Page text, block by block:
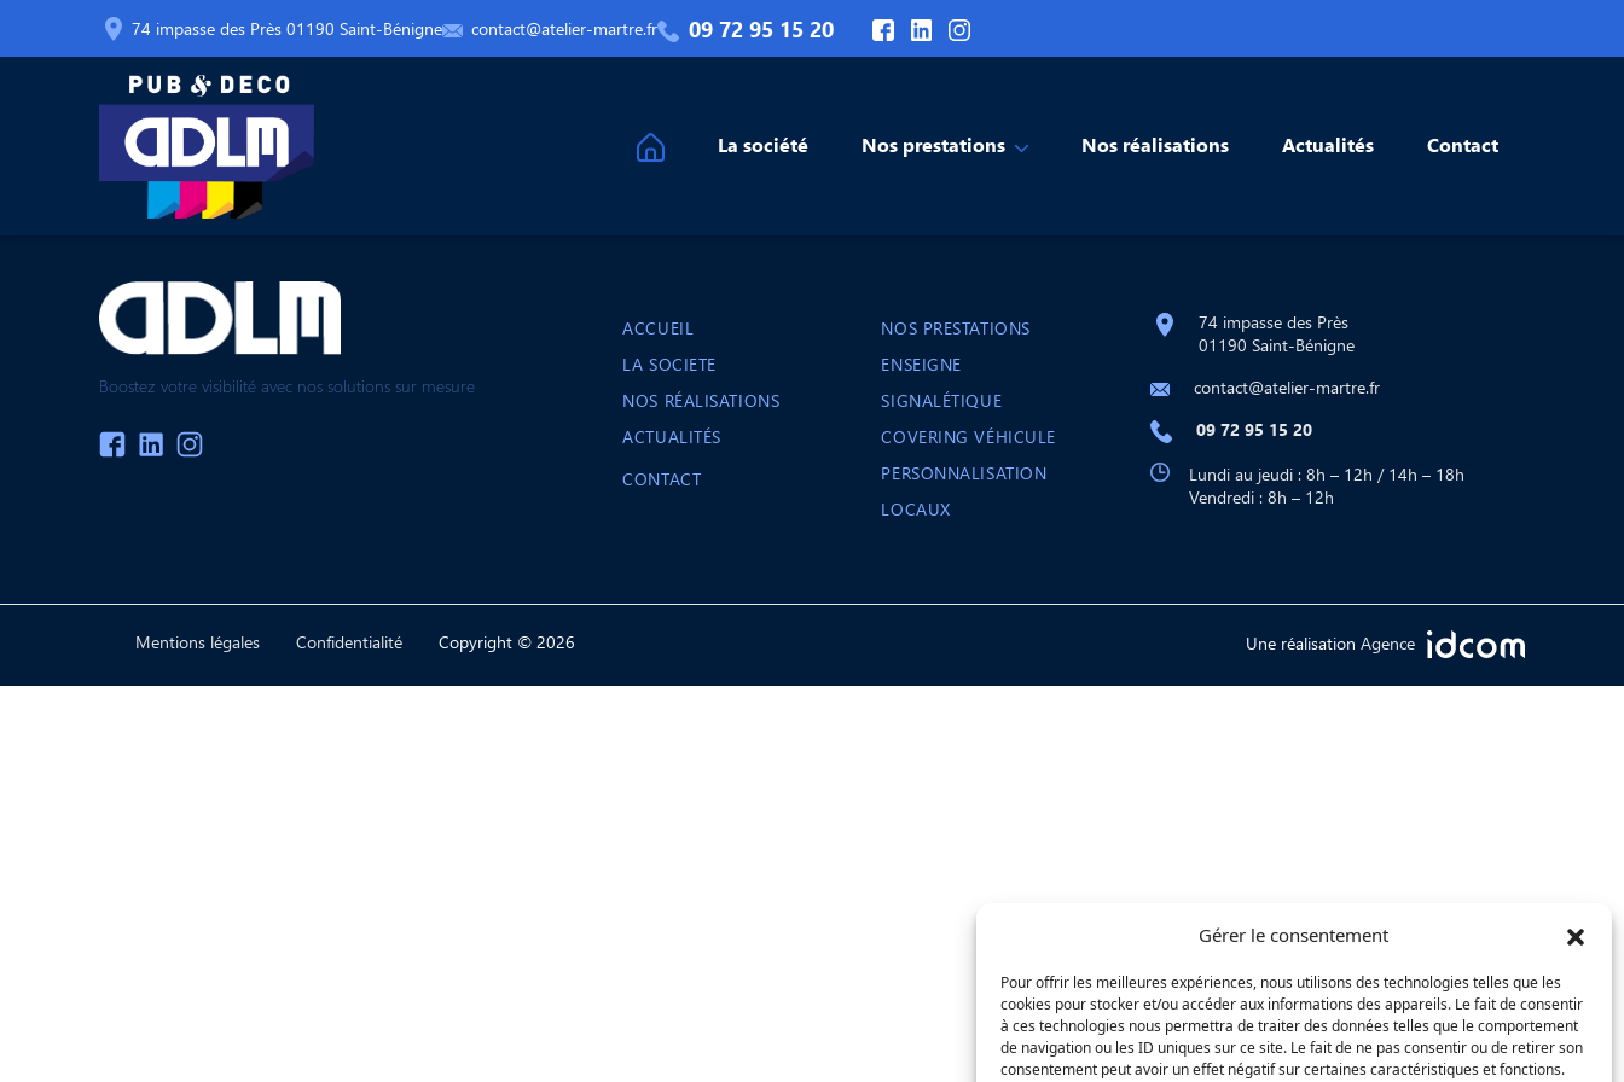
Gérer le consentement
Pour offrir les meilleures expériences, nous utilisons des technologies telles que les
cookies pour stocker et/ou accéder aux informations des appareils. Le fait de consentir
à ces technologies nous permettra de traiter des données telles que le comportement
de navigation ou les ID uniques sur ce site. Le fait de ne pas consentir ou de retirer son
consentement peut avoir un effet négatif sur certaines caractéristiques et fonctions.
74 impasse des Près 01190 Saint-Bénigne contact@atelier-martre.fr 09 72 95 15 20
La société Nos prestations Nos réalisations Actualités Contact
Boostez votre visibilité avec nos solutions sur mesure
ACCUEIL
LA SOCIETE
NOS RÉALISATIONS
ACTUALITÉS
CONTACT
NOS PRESTATIONS
ENSEIGNE
SIGNALÉTIQUE
COVERING VÉHICULE
PERSONNALISATION
LOCAUX
74 impasse des Près
01190 Saint-Bénigne
contact@atelier-martre.fr
09 72 95 15 20
Lundi au jeudi : 8h – 12h / 14h – 18h
Vendredi : 8h – 12h
Mentions légales Confidentialité Copyright © 2026 Une réalisation Agence